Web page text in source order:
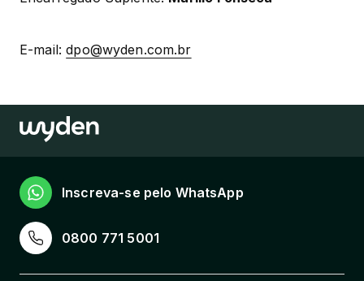
E-mail: dpo@wyden.com.br
0800 771 5001
Inscreva-se pelo WhatsApp